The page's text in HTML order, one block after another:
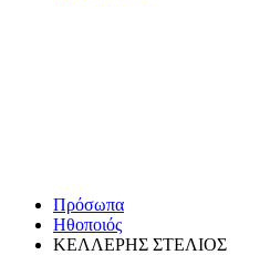
Πρόσωπα
Ηθοποιός
ΚΕΛΛΕΡΗΣ ΣΤΕΛΙΟΣ